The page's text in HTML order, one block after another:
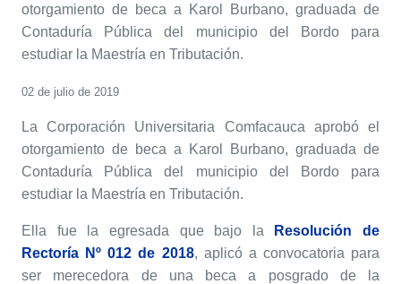
otorgamiento de beca a Karol Burbano, graduada de
Contaduría Pública del municipio del Bordo para
estudiar la Maestría en Tributación.
02 de julio de 2019
La Corporación Universitaria Comfacauca aprobó el
otorgamiento de beca a Karol Burbano, graduada de
Contaduría Pública del municipio del Bordo para
estudiar la Maestría en Tributación.
Ella fue la egresada que bajo la
Resolución de
Rectoría Nº 012 de 2018, aplicó a convocatoria para
ser merecedora de una beca a posgrado de la